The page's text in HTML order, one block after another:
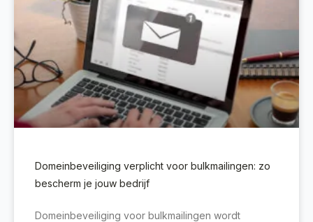
Domeinbeveiliging verplicht voor bulkmailingen: zo
bescherm je jouw bedrijf
Domeinbeveiliging voor bulkmailingen wordt